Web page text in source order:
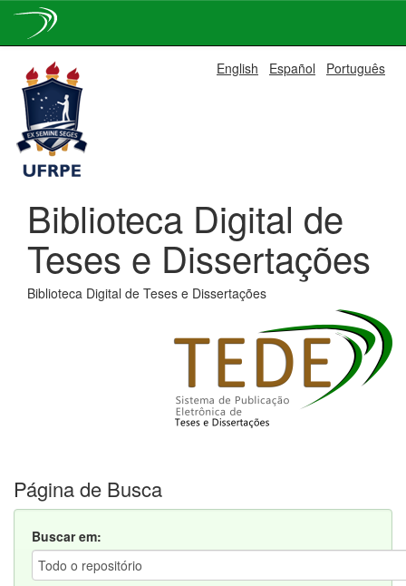
navigation
English Español Português
Biblioteca Digital de
Teses e Dissertações
Biblioteca Digital de Teses e Dissertações
Página de Busca
Buscar em: